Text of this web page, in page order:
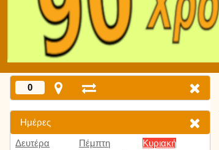
0
Ημέρες
Δευτέρα
Πέμπτη
Κυριακή